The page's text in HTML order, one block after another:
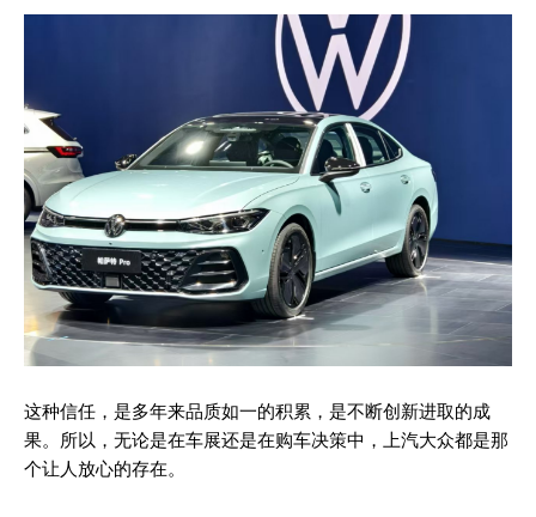
这种信任，是多年来品质如一的积累，是不断创新进取的成
果。所以，无论是在车展还是在购车决策中，上汽大众都是那
个让人放心的存在。